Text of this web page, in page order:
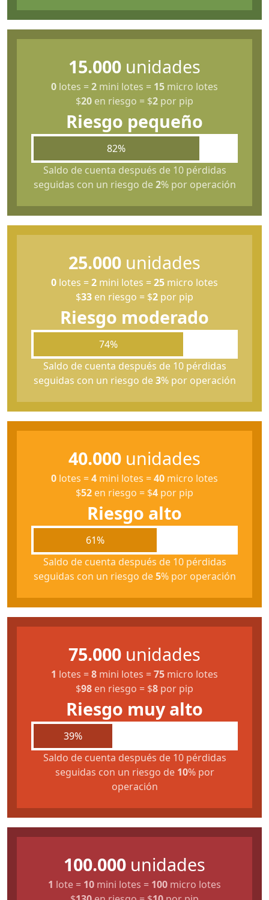
15.000 unidades
0 lotes =2 mini lotes = 15 micro lotes
$20 en riesgo = $2 por pip
Riesgo pequeño
82%
Saldo de cuenta después de 10 pérdidas
seguidas con un riesgo de2% por operación
25.000 unidades
0 lotes =2 mini lotes =25 micro lotes
$33 en riesgo = $2 por pip
Riesgo moderado
74%
Saldo de cuenta después de 10 pérdidas
seguidas con un riesgo de3% por operación
40.000 unidades
0 lotes =4 mini lotes =40 micro lotes
$52 en riesgo = $4 por pip
Riesgo alto
61%
Saldo de cuenta después de 10 pérdidas
seguidas con un riesgo de5% por operación
75.000 unidades
1 lotes =8 mini lotes =75 micro lotes
$98 en riesgo = $8 por pip
Riesgo muy alto
39%
Saldo de cuenta después de 10 pérdidas
seguidas con un riesgo de 10% por
operación
100.000 unidades
1 lote = 10 mini lotes = 100 micro lotes